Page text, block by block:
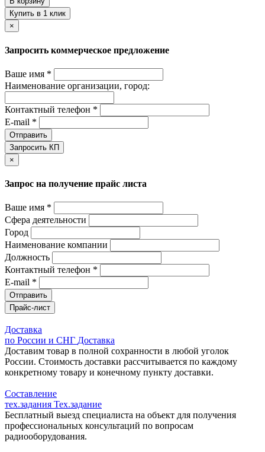
Купить в 1 клик
×
Запросить коммерческое предложение
Ваше имя *
Наименование организации, город:
Контактный телефон *
E-mail *
Отправить
Запросить КП
×
Запрос на получение прайс листа
Ваше имя *
Сфера деятельности
Город
Наименование компании
Должность
Контактный телефон *
E-mail *
Отправить
Прайс-лист
Доставка
по России и СНГ Доставка
Доставим товар в полной сохранности в любой уголок
России. Стоимость доставки рассчитывается по каждому
конкретному товару и конечному пункту доставки.
Составление
тех.задания Тех.задание
Бесплатный выезд специалиста на объект для получения
профессиональных консультаций по вопросам
радиооборудования.